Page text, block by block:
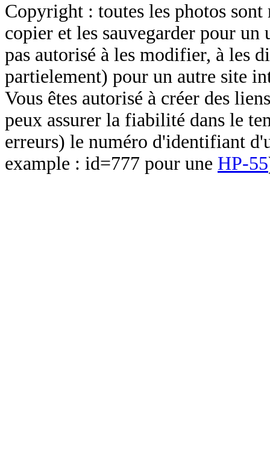
Copyright : toutes les photos sont
copier et les sauvegarder pour un
pas autorisé à les modifier, à les
partielement) pour un autre site
Vous êtes autorisé à créer des
peux assurer la fiabilité dans le
erreurs) le numéro d'identifiant
example : id=777 pour une HP-55